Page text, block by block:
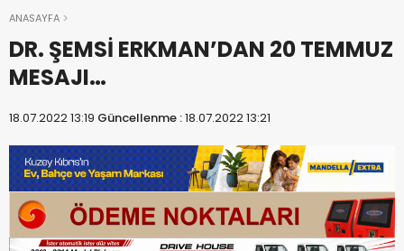
ANASAYFA
DR. ŞEMSİ ERKMAN’DAN 20 TEMMUZ
MESAJI…
18.07.2022 13:19 Güncellenme :18.07.2022 13:21